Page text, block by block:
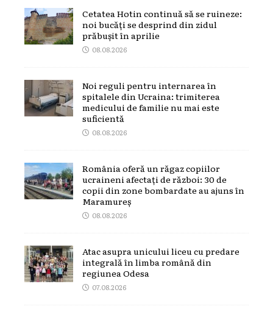
Cetatea Hotin continuă să se ruineze:
noi bucăți se desprind din zidul
prăbușit în aprilie
08.08.2026
Noi reguli pentru internarea în
spitalele din Ucraina: trimiterea
medicului de familie nu mai este
suficientă
08.08.2026
România oferă un răgaz copiilor
ucraineni afectați de război: 30 de
copii din zone bombardate au ajuns în
Maramureș
08.08.2026
Atac asupra unicului liceu cu predare
integrală în limba română din
regiunea Odesa
07.08.2026